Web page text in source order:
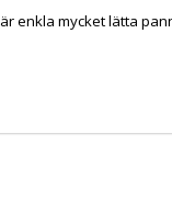
är enkla mycket lätta